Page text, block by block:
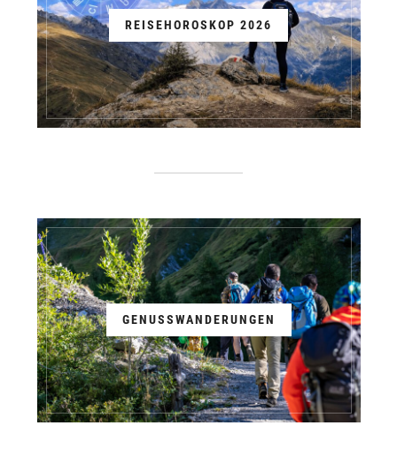
REISEHOROSKOP 2026
GENUSSWANDERUNGEN